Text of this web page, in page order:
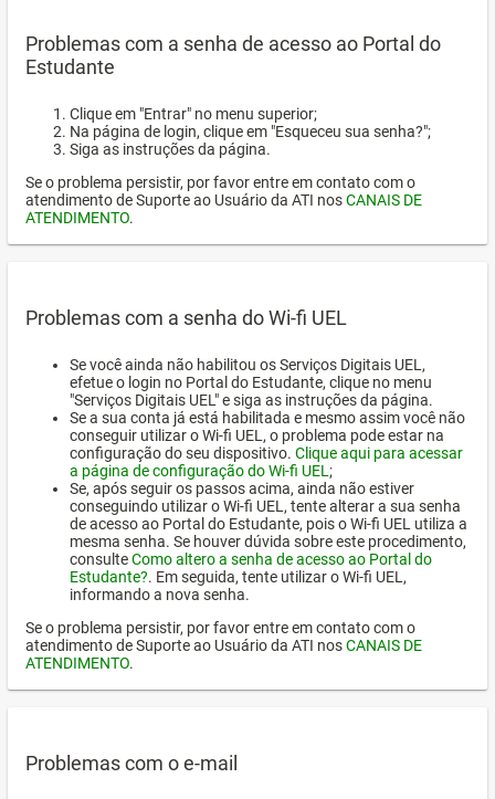
Problemas com a senha de acesso ao Portal do
Estudante
Clique em "Entrar" no menu superior;
Na página de login, clique em "Esqueceu sua senha?";
Siga as instruções da página.
Se o problema persistir, por favor entre em contato com o
atendimento de Suporte ao Usuário da ATI nosCANAIS DE
ATENDIMENTO.
Problemas com a senha do Wi-fi UEL
Se você ainda não habilitou os Serviços Digitais UEL,
efetue o login no Portal do Estudante, clique no menu
"Serviços Digitais UEL" e siga as instruções da página.
Se a sua conta já está habilitada e mesmo assim você não
conseguir utilizar o Wi-fi UEL, o problema pode estar na
configuração do seu dispositivo. Clique aqui para acessar
a página de configuração do Wi-fi UEL ;
Se, após seguir os passos acima, ainda não estiver
conseguindo utilizar o Wi-fi UEL, tente alterar a sua senha
de acesso ao Portal do Estudante, pois o Wi-fi UEL utiliza a
mesma senha. Se houver dúvida sobre este procedimento,
consulteComo altero a senha de acesso ao Portal do
Estudante?. Em seguida, tente utilizar o Wi-fi UEL,
informando a nova senha.
Se o problema persistir, por favor entre em contato com o
atendimento de Suporte ao Usuário da ATI nosCANAIS DE
ATENDIMENTO.
Problemas com o e-mail